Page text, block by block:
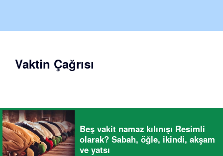
Vaktin Çağrısı
Beş vakit namaz kılınışı Resimli
olarak? Sabah, öğle, ikindi, akşam
ve yatsı